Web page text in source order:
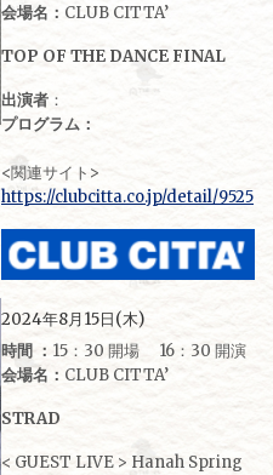
会場名： CLUB CITTA’
TOP OF THE DANCE FINAL
出演者 ：
プログラム：
<関連サイト>
https://clubcitta.co.jp/detail/9525
2024年8月15日(木)
時間 ： 15：30 開場 16：30 開演
会場名： CLUB CITTA’
STRAD
< GUEST LIVE > Hanah Spring